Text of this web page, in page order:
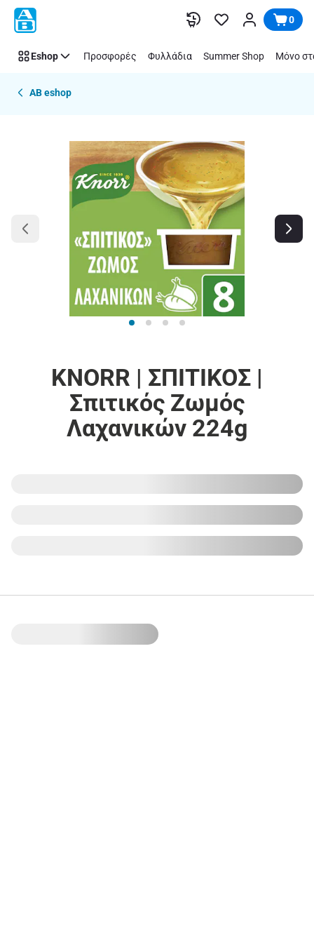
Παράλειψη 0
Eshop Προσφορές Φυλλάδια Summer Shop Μόνο
AB eshop
KNORR | ΣΠΙΤΙΚΟΣ |
Σπιτικός Ζωμός
Λαχανικών 224g